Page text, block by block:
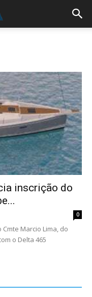
inscrição do
0
Marcio Lima, do
o Delta 465